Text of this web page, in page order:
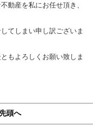
動産を私にお任せ頂き、
てしまい申し訳ございま
もよろしくお願い致しま
頭へ